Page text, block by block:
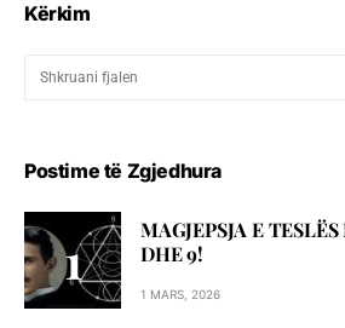
Kërkim
Postime të Zgjedhura
MAGJEPSJA E
DHE 9!
1 MARS, 2026